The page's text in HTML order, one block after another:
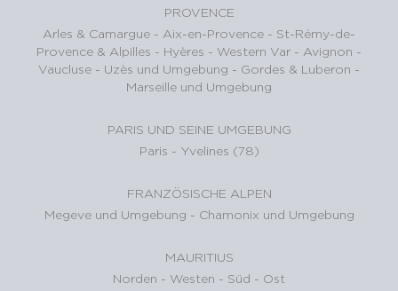
PROVENCE
Arles & Camargue - Aix-en-Provence - St-Rémy-de-
Provence & Alpilles - Hyères - Western Var - Avignon -
Vaucluse - Uzès und Umgebung - Gordes & Luberon -
Marseille und Umgebung
PARIS UND SEINE UMGEBUNG
Paris - Yvelines (78)
FRANZÖSISCHE ALPEN
Megeve und Umgebung - Chamonix und Umgebung
MAURITIUS
Norden - Westen - Süd - Ost